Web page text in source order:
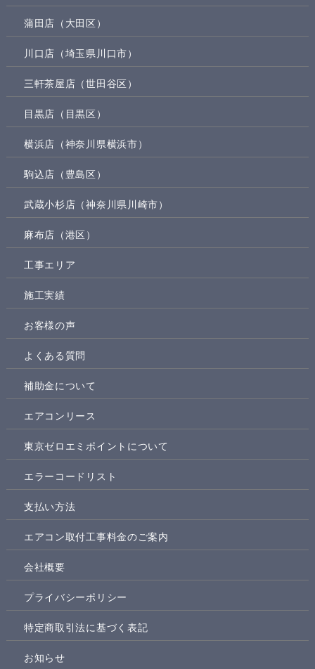
蒲田店（大田区）
川口店（埼玉県川口市）
三軒茶屋店（世田谷区）
目黒店（目黒区）
横浜店（神奈川県横浜市）
駒込店（豊島区）
武蔵小杉店（神奈川県川崎市）
麻布店（港区）
工事エリア
施工実績
お客様の声
よくある質問
補助金について
エアコンリース
東京ゼロエミポイントについて
エラーコードリスト
支払い方法
エアコン取付工事料金のご案内
会社概要
プライバシーポリシー
特定商取引法に基づく表記
お知らせ